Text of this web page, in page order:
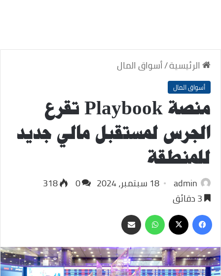
الرئيسية/أسواق المال
أسواق المال
منصة Playbook تقرع
الجرس لمستقبل مالي جديد
للمنطقة
admin 18 سبتمبر، 2024 0
318
فيسبوك
‫X واتسابمشاركة
عبر
البريد